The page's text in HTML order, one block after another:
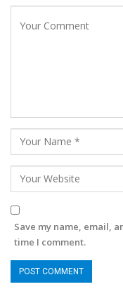
Save my name, email,
time I comment.